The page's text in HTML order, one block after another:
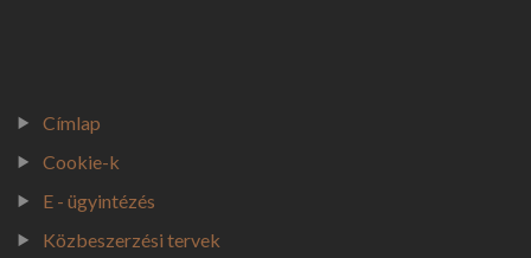
SZÁLLÁSHELY NYILVÁNTARTÁS
VÁLASZTÁSI INFORMÁCIÓK
Címlap
Cookie-k
E - ügyintézés
Közbeszerzési tervek